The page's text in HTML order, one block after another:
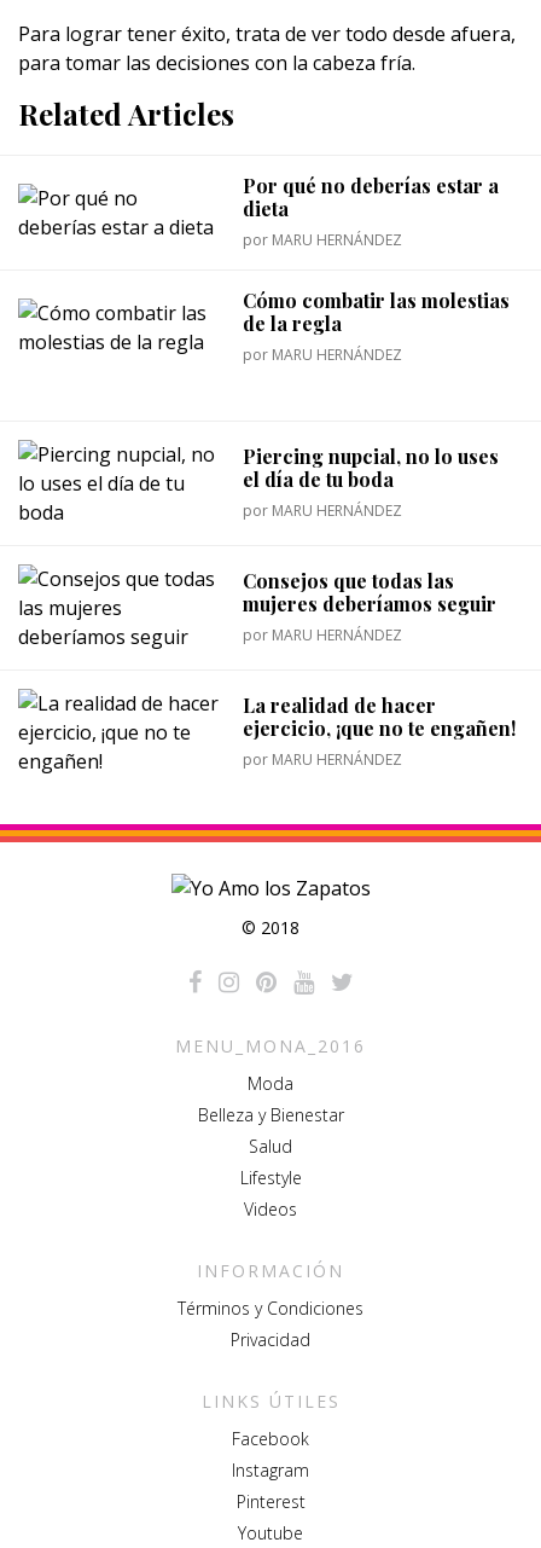
Para lograr tener éxito, trata de ver todo desde afuera,
para tomar las decisiones con la cabeza fría.
Related Articles
Por qué no deberías estar a
dieta
por MARU HERNÁNDEZ
Cómo combatir las molestias
de la regla
por MARU HERNÁNDEZ
Piercing nupcial, no lo uses
el día de tu boda
por MARU HERNÁNDEZ
Consejos que todas las
mujeres deberíamos seguir
por MARU HERNÁNDEZ
La realidad de hacer
ejercicio, ¡que no te engañen!
por MARU HERNÁNDEZ
© 2018
MENU_MONA_2016
Moda
Belleza y Bienestar
Salud
Lifestyle
Videos
INFORMACIÓN
Términos y Condiciones
Privacidad
LINKS ÚTILES
Facebook
Instagram
Pinterest
Youtube